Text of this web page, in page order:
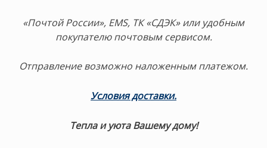
«Почтой России», EMS, ТК «СДЭК» или удобным
покупателю почтовым сервисом.
Отправление возможно наложенным платежом.
Условия доставки.
Тепла и уюта Вашему дому!